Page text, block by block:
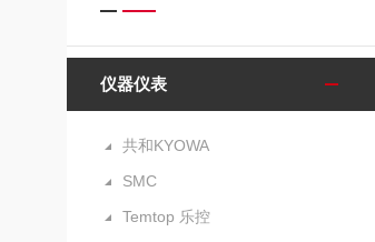
仪器仪表
共和KYOWA
SMC
Temtop 乐控